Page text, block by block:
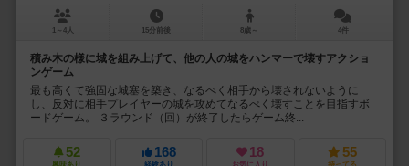
1～4人 15分前後 8歳～ 4件
積み木の様に城を組み上げて、他の人の城をハンマーで壊すアクショ
ンゲーム
最も高くて強固な城塞を築き、なるべく相手から壊されないように
し、反対に相手プレイヤーの城を攻めてなるべく壊すことを目指すボ
ードゲーム。 ３ラウンド（回）が終了したらゲーム終...
52
興味あり
168
経験あり
18
お気に入り
55
持ってる